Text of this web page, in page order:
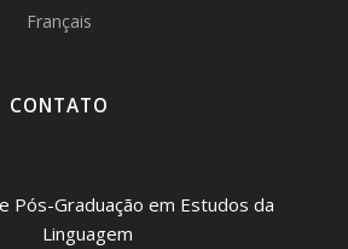
Français
CONTATO
Pós-Graduação em Estudos da
Linguagem